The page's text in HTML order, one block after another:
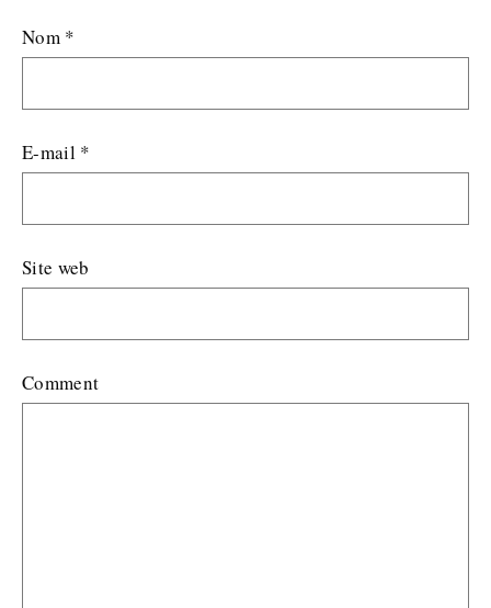
Nom *
E-mail *
Site web
Comment